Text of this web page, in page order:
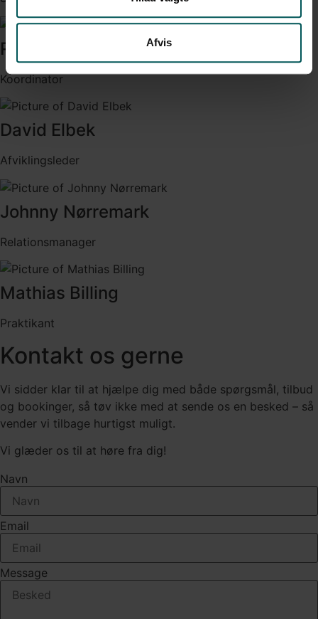
Afvis
Rikke Rasmussen
Koordinator
David Elbek
Afviklingsleder
Johnny Nørremark
Relationsmanager
Mathias Billing
Praktikant
Kontakt os gerne
Vi sidder klar til at hjælpe dig med både spørgsmål, tilbud
og bookinger, så tøv ikke med at sende os en besked – så
vender vi tilbage hurtigst muligt.
Vi glæder os til at høre fra dig!
Navn
Email
Message